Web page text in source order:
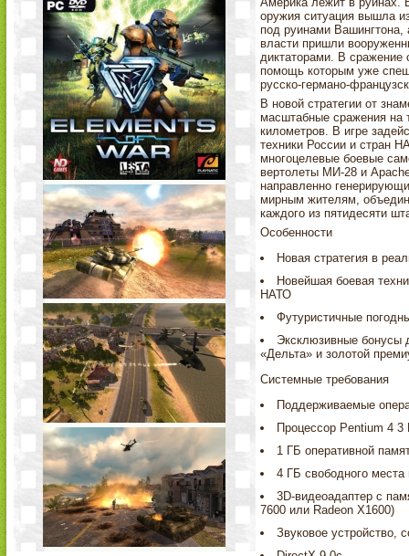
оружия ситуация вышла
под руинами Вашингтона,
власти пришли
диктаторами. В
помощь которым уже
русско-германо-
В новой стратегии от
масштабные сражения на
километров. В игре
техники России и стран
многоцелевые боевые
вертолеты МИ-28 и
направленно
мирным жителям,
каждого из пятидесяти
Особенности
Новая стратегия в
Новейшая боевая
НАТО
Футуристичные
Эксклюзивные бонусы
«Дельта» и золотой
Системные требования
Поддерживаемые
Процессор Pentium 4 3
1 ГБ оперативной
4 ГБ свободного места
3D-видеоадаптер с
7600 или Radeon X1600)
Звуковое устройство,